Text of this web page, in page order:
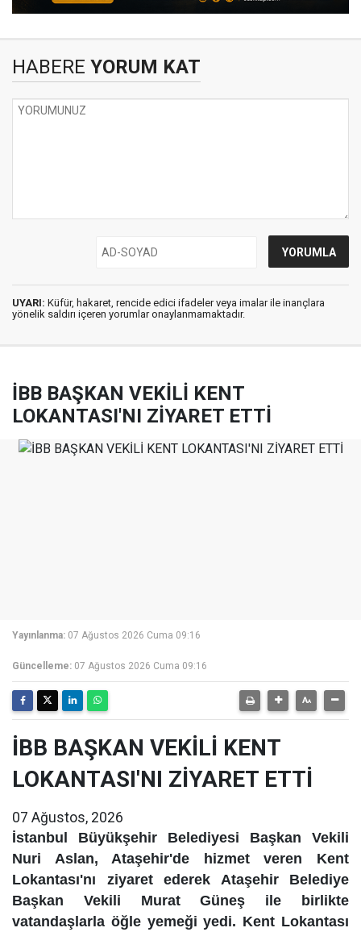
HABERE YORUM KAT
UYARI: Küfür, hakaret, rencide edici ifadeler veya imalar ile inançlara
yönelik saldırı içeren yorumlar onaylanmamaktadır.
İBB BAŞKAN VEKİLİ KENT
LOKANTASI'NI ZİYARET ETTİ
Yayınlanma: 07 Ağustos 2026 Cuma 09:16
Güncelleme: 07 Ağustos 2026 Cuma 09:16
İBB BAŞKAN VEKİLİ KENT
LOKANTASI'NI ZİYARET ETTİ
07 Ağustos, 2026
İstanbul Büyükşehir Belediyesi Başkan Vekili
Nuri Aslan, Ataşehir'de hizmet veren Kent
Lokantası'nı ziyaret ederek Ataşehir Belediye
Başkan Vekili Murat Güneş ile birlikte
vatandaşlarla öğle yemeği yedi. Kent Lokantası